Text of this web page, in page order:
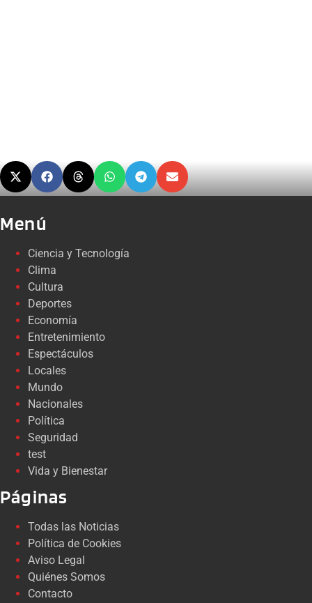
Menú
Ciencia y Tecnología
Clima
Cultura
Deportes
Economía
Entretenimiento
Espectáculos
Locales
Mundo
Nacionales
Política
Seguridad
test
Vida y Bienestar
Páginas
Todas las Noticias
Política de Cookies
Aviso Legal
Quiénes Somos
Contacto